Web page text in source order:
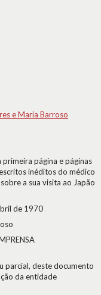
e Maria Barroso
primeira página e páginas
inéditos do médico
a sua visita ao Japão
de 1970
parcial, deste documento
da entidade